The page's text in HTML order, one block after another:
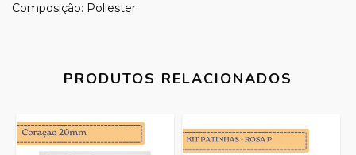
Composição: Poliester
PRODUTOS RELACIONADOS